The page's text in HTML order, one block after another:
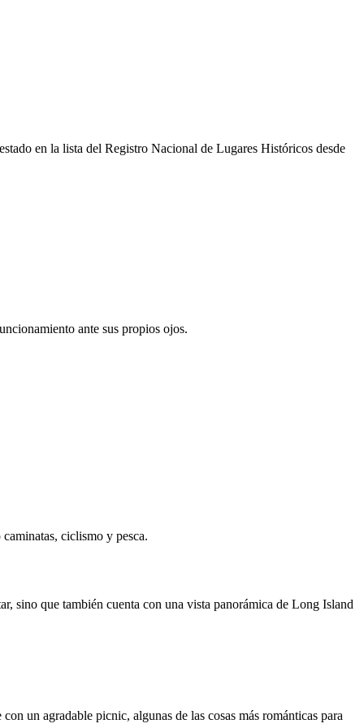
en la lista del Registro Nacional de Lugares Históricos desde
ante sus propios ojos.
ciclismo y pesca.
sino que también cuenta con una vista panorámica de Long Island
un agradable picnic, algunas de las cosas más románticas para